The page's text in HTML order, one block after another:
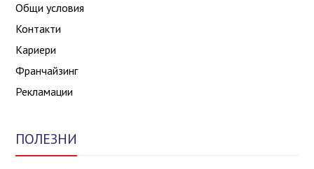
Общи условия
Контакти
Кариери
Франчайзинг
Рекламации
ПОЛЕЗНИ